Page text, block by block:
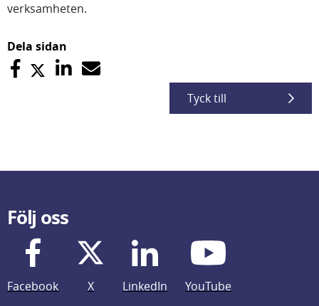
verksamheten.
Dela sidan
Tyck till
Följ oss
Facebook X LinkedIn
YouTube